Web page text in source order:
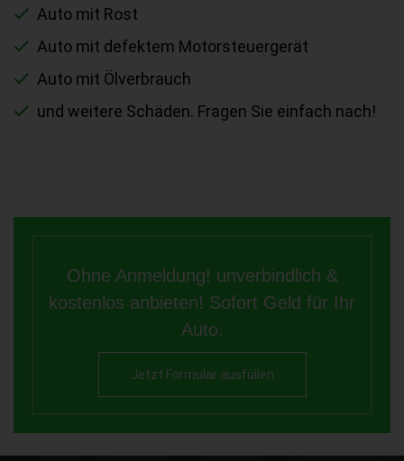
Auto mit Rost
Auto mit defektem Motorsteuergerät
Auto mit Ölverbrauch
und weitere Schäden. Fragen Sie einfach nach!
Ohne Anmeldung! unverbindlich &
kostenlos anbieten! Sofort Geld für Ihr
Auto.
Jetzt Formular ausfüllen